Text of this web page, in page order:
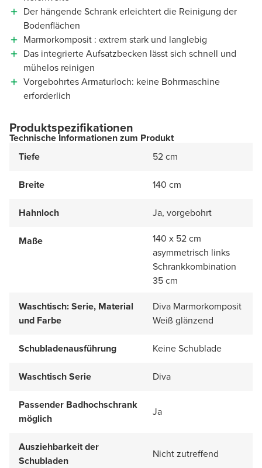
Der hängende Schrank erleichtert die Reinigung der
Bodenflächen
Marmorkomposit : extrem stark und langlebig
Das integrierte Aufsatzbecken lässt sich schnell und
mühelos reinigen
Vorgebohrtes Armaturloch: keine Bohrmaschine
erforderlich
Produktspezifikationen
Technische Informationen zum Produkt
Tiefe
52 cm
Breite 140 cm
Hahnloch Ja, vorgebohrt
Maße
140 x 52 cm
asymmetrisch links
Schrankkombination
35 cm
Waschtisch: Serie, Material
und Farbe
Diva Marmorkomposit
Weiß glänzend
Schubladenausführung Keine Schublade
Waschtisch Serie Diva
Passender Badhochschrank
möglich
Ja
Ausziehbarkeit der
Schubladen
Nicht zutreffend